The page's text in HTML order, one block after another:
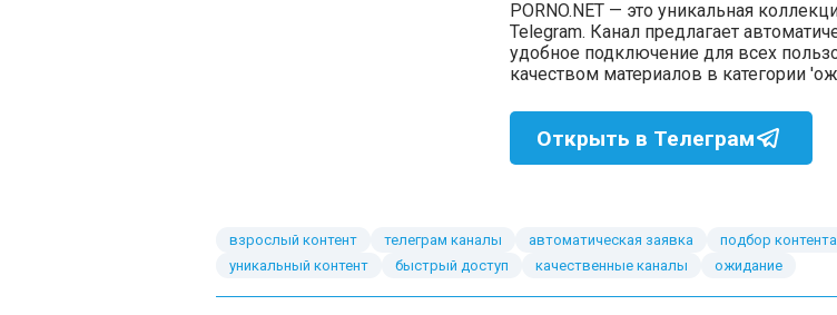
PORNO.NET — это уникальная
Telegram. Канал предлагает
удобное подключение для всех
качеством материалов в категории
Открыть в Телеграм
взрослый контент телеграм каналы автоматическая заявка подбор контента
уникальный контент
быстрый доступ качественные каналы ожидание